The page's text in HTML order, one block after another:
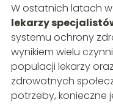
W ostatnich latach
lekarzy
systemu ochrony
wynikiem wielu
populacji lekarzy
zdrowotnych
potrzeby, konieczne